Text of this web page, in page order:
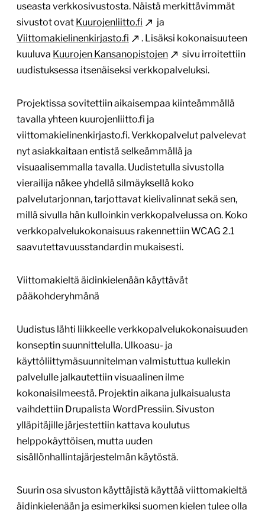
useasta verkkosivustosta. Näistä merkittävimmät
sivustot ovat Kuurojenliitto.fi
ja
Viittomakielinenkirjasto.fi
. Lisäksi kokonaisuuteen
kuuluva Kuurojen Kansanopistojen
sivu irroitettiin
uudistuksessa itsenäiseksi verkkopalveluksi.
Projektissa sovitettiin aikaisempaa kiinteämmällä
tavalla yhteen kuurojenliitto.fi ja
viittomakielinenkirjasto.fi. Verkkopalvelut palvelevat
nyt asiakkaitaan entistä selkeämmällä ja
visuaalisemmalla tavalla. Uudistetulla sivustolla
vierailija näkee yhdellä silmäyksellä koko
palvelutarjonnan, tarjottavat kielivalinnat sekä sen,
millä sivulla hän kulloinkin verkkopalvelussa on. Koko
verkkopalvelukokonaisuus rakennettiin WCAG 2.1
saavutettavuusstandardin mukaisesti.
Viittomakieltä äidinkielenään käyttävät
pääkohderyhmänä
Uudistus lähti liikkeelle verkkopalvelukokonaisuuden
konseptin suunnittelulla. Ulkoasu- ja
käyttöliittymäsuunnitelman valmistuttua kullekin
palvelulle jalkautettiin visuaalinen ilme
kokonaisilmeestä. Projektin aikana julkaisualusta
vaihdettiin Drupalista WordPressiin. Sivuston
ylläpitäjille järjestettiin kattava koulutus
helppokäyttöisen, mutta uuden
sisällönhallintajärjestelmän käytöstä.
Suurin osa sivuston käyttäjistä käyttää viittomakieltä
äidinkielenään ja esimerkiksi suomen kielen tulee olla